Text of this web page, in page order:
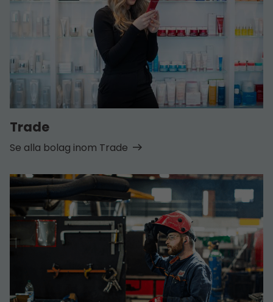
Trade
Se alla bolag inom Trade